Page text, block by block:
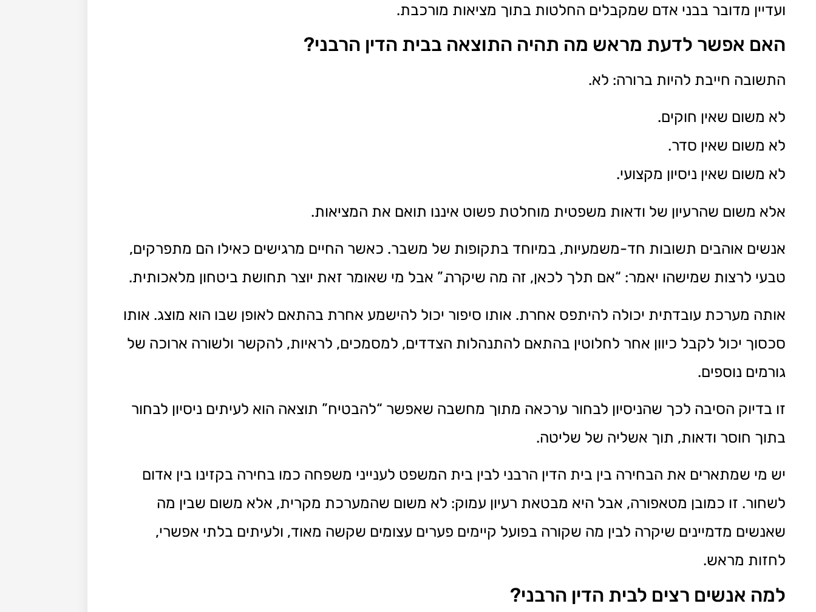
ועדיין מדובר בבני אדם שמקבלים החלטות בתוך מציאות מורכבת.
האם אפשר לדעת מראש מה תהיה התוצאה בבית הדין הרבני?
התשובה חייבת להיות ברורה: לא.
לא משום שאין חוקים.
לא משום שאין סדר.
לא משום שאין ניסיון מקצועי.
אלא משום שהרעיון של ודאות משפטית מוחלטת פשוט איננו תואם את המציאות.
אנשים אוהבים תשובות חד-משמעיות, במיוחד בתקופות של משבר. כאשר החיים מרגישים כאילו הם מתפרקים,
טבעי לרצות שמישהו יאמר: “אם תלך לכאן, זה מה שיקרה.” אבל מי שאומר זאת יוצר תחושת ביטחון מלאכותית.
אותה מערכת עובדתית יכולה להיתפס אחרת. אותו סיפור יכול להישמע אחרת בהתאם לאופן שבו הוא מוצג. אותו
סכסוך יכול לקבל כיוון אחר לחלוטין בהתאם להתנהלות הצדדים, למסמכים, לראיות, להקשר ולשורה ארוכה של
גורמים נוספים.
זו בדיוק הסיבה לכך שהניסיון לבחור ערכאה מתוך מחשבה שאפשר “להבטיח” תוצאה הוא לעיתים ניסיון לבחור
בתוך חוסר ודאות, תוך אשליה של שליטה.
יש מי שמתארים את הבחירה בין בית הדין הרבני לבין בית המשפט לענייני משפחה כמו בחירה בקזינו בין אדום
לשחור. זו כמובן מטאפורה, אבל היא מבטאת רעיון עמוק: לא משום שהמערכת מקרית, אלא משום שבין מה
שאנשים מדמיינים שיקרה לבין מה שקורה בפועל קיימים פערים עצומים שקשה מאוד, ולעיתים בלתי אפשרי,
לחזות מראש.
למה אנשים רצים לבית הדין הרבני?